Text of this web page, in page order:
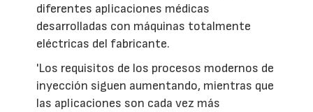
diferentes aplicaciones médicas
desarrolladas con máquinas totalmente
eléctricas del fabricante.
'Los requisitos de los procesos modernos de
inyección siguen aumentando, mientras que
las aplicaciones son cada vez más